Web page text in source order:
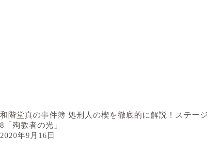
和階堂真の事件簿 処刑人の楔を徹底的に解説！ステージ
8「殉教者の光」
2020年9月16日